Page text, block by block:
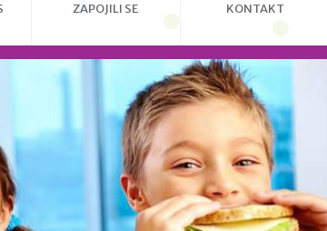
ZAPOJILI SE KONTAKT